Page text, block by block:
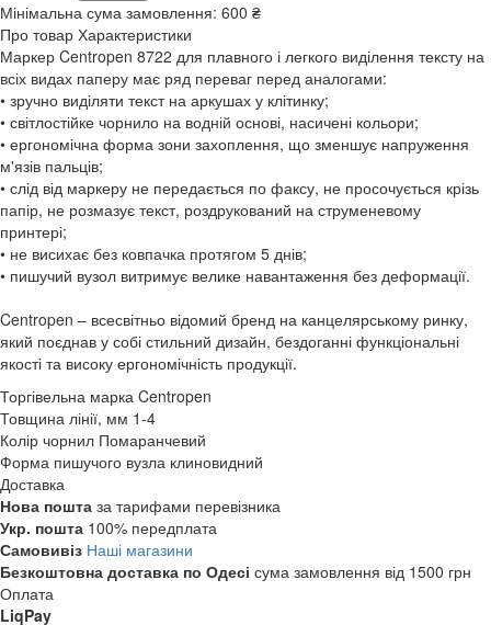
Мінімальна сума замовлення: 600 ₴
Про товар Характеристики
Маркер Centropen 8722 для плавного і легкого виділення тексту на
всіх видах паперу має ряд переваг перед аналогами:
• зручно виділяти текст на аркушах у клітинку;
• світлостійке чорнило на водній основі, насичені кольори;
• ергономічна форма зони захоплення, що зменшує напруження
м'язів пальців;
• слід від маркеру не передається по факсу, не просочується крізь
папір, не розмазує текст, роздрукований на струменевому
принтері;
• не висихає без ковпачка протягом 5 днів;
• пишучий вузол витримує велике навантаження без деформації.
Centropen – всесвітньо відомий бренд на канцелярському ринку,
який поєднав у собі стильний дизайн, бездоганні функціональні
якості та високу ергономічність продукції.
Торгівельна марка Centropen
Товщина лінії, мм 1-4
Колір чорнил Помаранчевий
Форма пишучого вузла клиновидний
Доставка
Нова пошта за тарифами перевізника
Укр. пошта 100% передплата
Самовивіз Наші магазини
Безкоштовна доставка по Одесі сума замовлення від 1500 грн
Оплата
LiqPay